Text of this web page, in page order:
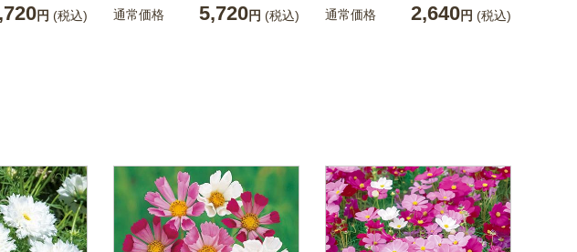
円 (税込) 通常価格 5,720円 (税込) 通常価格 2,640円 (税込)